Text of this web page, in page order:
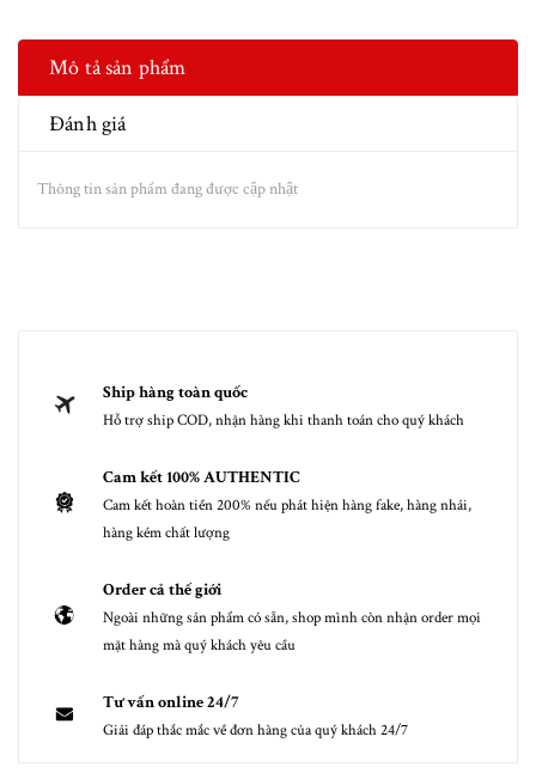
Mô tả sản phẩm
Đánh giá
Thông tin sản phẩm đang được cập nhật
Ship hàng toàn quốc
Hỗ trợ ship COD, nhận hàng khi thanh toán cho quý khách
Cam kết 100% AUTHENTIC
Cam kết hoàn tiền 200% nếu phát hiện hàng fake, hàng nhái,
hàng kém chất lượng
Order cả thế giới
Ngoài những sản phẩm có sẵn, shop mình còn nhận order mọi
mặt hàng mà quý khách yêu cầu
Tư vấn online 24/7
Giải đáp thắc mắc về đơn hàng của quý khách 24/7